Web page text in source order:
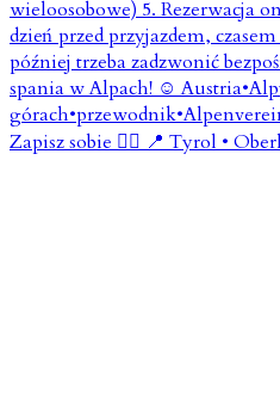
Zapisz sobie 👇🏼 📍 Tyrol •